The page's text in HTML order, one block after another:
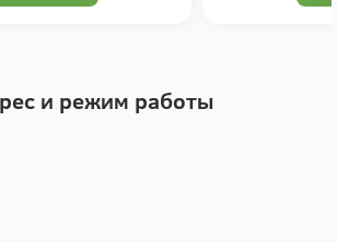
и режим работы